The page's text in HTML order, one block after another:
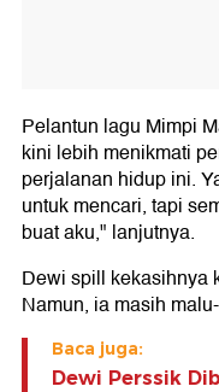
Pelantun lagu Mimpi
kini lebih menikmati
perjalanan hidup ini.
untuk mencari, tapi
buat aku," lanjutnya.
Dewi spill kekasihnya
Namun, ia masih
Baca juga:
Dewi Perssik